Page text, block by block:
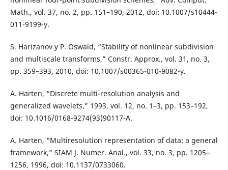
Math., vol. 37, no. 2, pp. 151–190, 2012, doi: 10.1007/s10444-
011-9199-y.
S. Harizanov y P. Oswald, “Stability of nonlinear subdivision
and multiscale transforms,” Constr. Approx., vol. 31, no. 3,
pp. 359–393, 2010, doi: 10.1007/s00365-010-9082-y.
A. Harten, “Discrete multi-resolution analysis and
generalized wavelets,” 1993, vol. 12, no. 1–3, pp. 153–192,
doi: 10.1016/0168-9274(93)90117-A.
A. Harten, “Multiresolution representation of data: a general
framework,” SIAM J. Numer. Anal., vol. 33, no. 3, pp. 1205–
1256, 1996, doi: 10.1137/0733060.